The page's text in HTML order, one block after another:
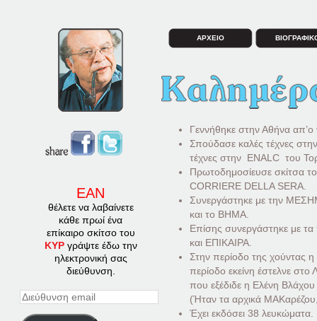
ΕΑΝ
θέλετε να λαβαίνετε
κάθε πρωί ένα
επίκαιρο σκίτσο του
ΚΥΡγράψτε έδω την
ηλεκτρονική σας
διεύθυνση.
Διεύθυνση
ΑΡΧΕΙΟ
Γεννήθηκε στην Αθήνα
Σπούδασε καλές τέχνες
τέχνες στην ENALC του
Πρωτοδημοσίευσε σκίτσα
CORRIERE DELLA SERA.
Συνεργάστηκε με την
και το ΒΗΜΑ.
Επίσης συνεργάστηκε με
και ΕΠΙΚΑΙΡΑ.
Στην περίοδο της χούντας η
περίοδο εκείνη έστελνε
που εξέδιδε η Ελένη
(Ήταν τα αρχικά
Έχει εκδόσει 38 λευκώματα.